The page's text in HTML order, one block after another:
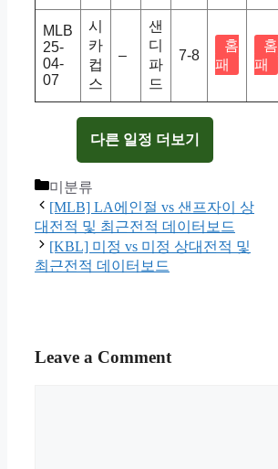
MLB
25-
04-
07
시
카
컵
스
–
샌
디
파
드
7-8
홈
패
홈
패
다른 일정 더보기
Categories
미분류
[MLB] LA에인절 vs 샌프자이 상
대전적 및 최근전적 데이터보드
[KBL] 미정 vs 미정 상대전적 및
최근전적 데이터보드
Leave a Comment